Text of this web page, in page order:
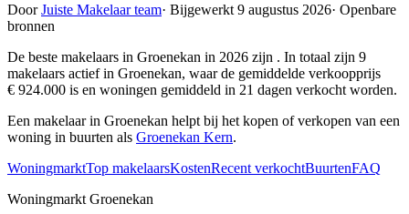
DoorJuiste Makelaar team· Bijgewerkt 9 augustus 2026· Openbare
bronnen
De beste makelaars in Groenekan in 2026 zijn . In totaal zijn 9
makelaars actief in Groenekan, waar de gemiddelde verkoopprijs
€ 924.000 is en woningen gemiddeld in 21 dagen verkocht worden.
Een makelaar in Groenekan helpt bij het kopen of verkopen van een
woning in buurten als Groenekan Kern.
WoningmarktTop makelaarsKostenRecent verkochtBuurtenFAQ
Woningmarkt Groenekan